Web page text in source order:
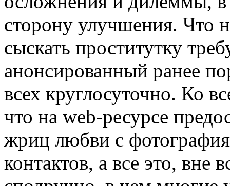
сторону улучшения. Что
сыскать проститутку
анонсированный ранее
всех круглосуточно. Ко
что на web-ресурсе
жриц любви с
контактов, а все это, вне